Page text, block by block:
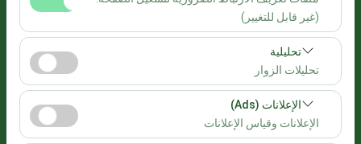
(غير قابل للتغيير)
تعد ملفات تعريف الارتباط هذه ضرورية لعمل الموقع بشكل
صحيح، والأمان، وإدارة الجلسات، والوظائف الأساسية. لا يمكن
تعطيلها.
تحليلية
تحليلات الزوار
تتيح لنا ملفات تعريف الارتباط هذه تحليل كيفية استخدام موقعنا
(عدد الزوار، الصفحات الأكثر زيارة، سلوك المستخدمين).
تُستخدم هذه البيانات لقياس أداء الموقع وتحسين تجربة
الإعلانات (Ads)
الإعلانات وقياس الإعلانات
تاريخ الالتقاط والوقت
تاريخ العودة والوقت